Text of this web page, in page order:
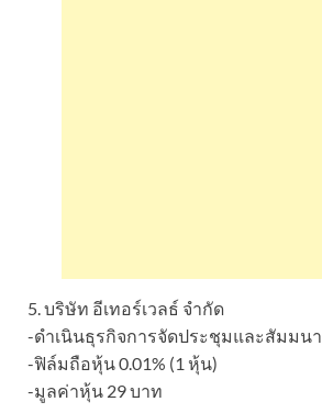
5. บริษัท อีเทอร์เวลธ์ จำกัด
-ดำเนินธุรกิจการจัดประชุมและสัมมนา
-ฟิล์มถือหุ้น 0.01% (1 หุ้น)
-มูลค่าหุ้น 29 บาท